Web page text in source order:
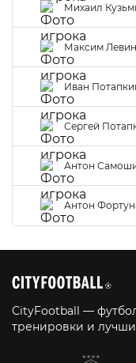
Михаил
Максим
Иван
Сергей
Антон
Антон
CityFootball —
тренировки и